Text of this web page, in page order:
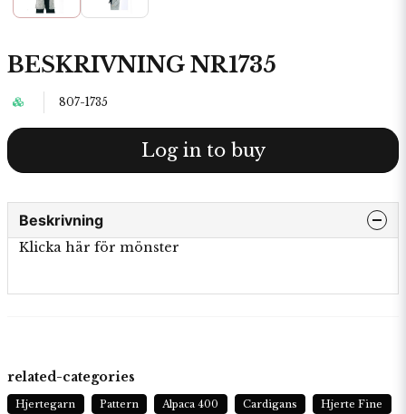
BESKRIVNING NR1735
807-1735
Log in to buy
Beskrivning
Klicka här för mönster
related-categories
Hjertegarn Pattern Alpaca 400 Cardigans Hjerte Fine